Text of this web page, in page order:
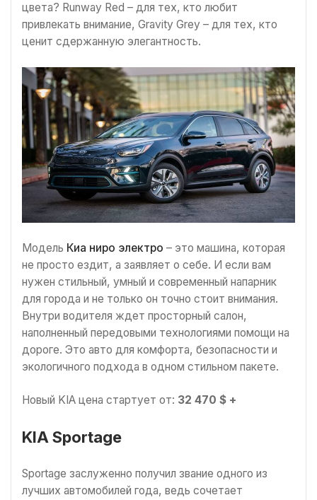
цвета? Runway Red – для тех, кто любит
привлекать внимание, Gravity Grey – для тех, кто
ценит сдержанную элегантность.
Модель Киа ниро электро – это машина, которая
не просто ездит, а заявляет о себе. И если вам
нужен стильный, умный и современный напарник
для города и не только он точно стоит внимания.
Внутри водителя ждет просторный салон,
наполненный передовыми технологиями помощи на
дороге. Это авто для комфорта, безопасности и
экологичного подхода в одном стильном пакете.
Новый KIA цена стартует от: 32 470 $ +
KIA Sportage
Sportage заслуженно получил звание одного из
лучших автомобилей года, ведь сочетает